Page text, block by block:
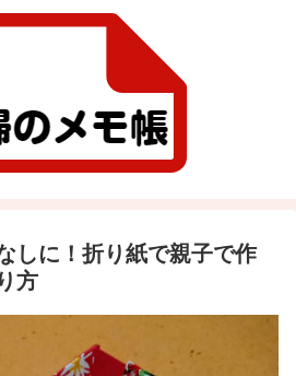
しに！折り紙で親子で作
方